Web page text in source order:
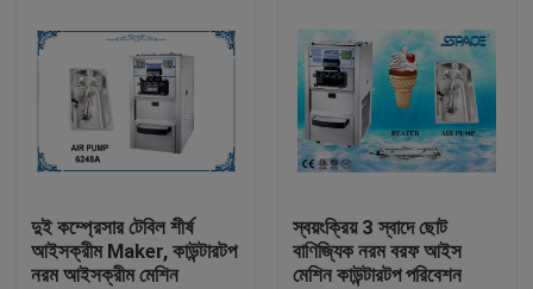
খবর
উদ্ধৃতির জন্য আবেদন
টেবিল শীর্ষ আইসক্রীম মেশিন
দুই কম্প্রেসার টেবিল শীর্ষ
আইসক্রীম Maker, কাউন্টারটপ
নরম আইসক্রীম মেশিন
স্বয়ংক্রিয় 3 স্বাদে ছোট
বাণিজ্যিক নরম বরফ আইস
মেশিন কাউন্টারটপ পরিবেশন